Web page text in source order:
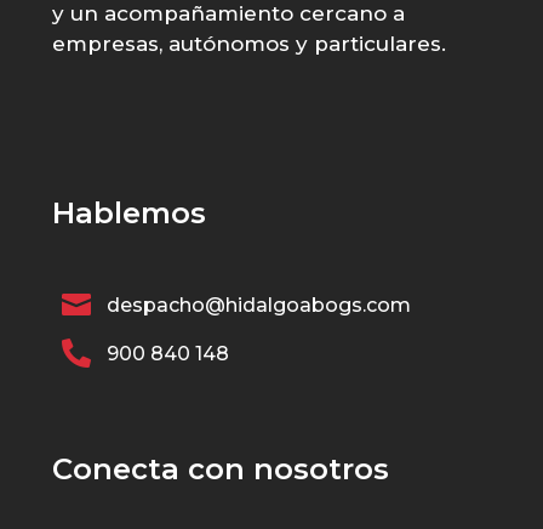
y un acompañamiento cercano a
empresas, autónomos y particulares.
Hablemos
 despacho@hidalgoabogs.com
 900 840 148
Conecta con nosotros